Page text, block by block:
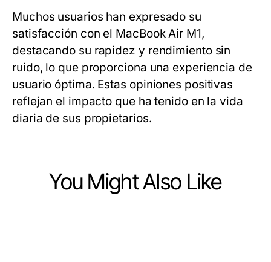
Muchos usuarios han expresado su
satisfacción con el MacBook Air M1,
destacando su rapidez y rendimiento sin
ruido, lo que proporciona una experiencia de
usuario óptima. Estas opiniones positivas
reflejan el impacto que ha tenido en la vida
diaria de sus propietarios.
You Might Also Like